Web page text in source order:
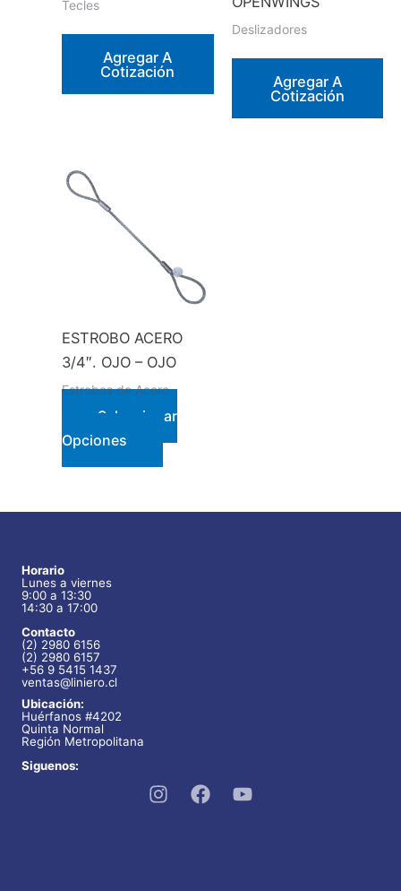
Tecles
Agregar A
Cotización
Deslizadores
Agregar A
Cotización
ESTROBO ACERO
3/4″. OJO – OJO
Estrobos de Acero
Seleccionar
Opciones
Este
producto
múltiples
Horario
Lunes a viernes
9:00 a 13:30
14:30 a 17:00
Contacto
(2) 2980 6156
(2) 2980 6157
+56 9 5415 1437
ventas@liniero.cl
Ubicación:
Huérfanos #4202
Quinta Normal
Región Metropolitana
Siguenos: